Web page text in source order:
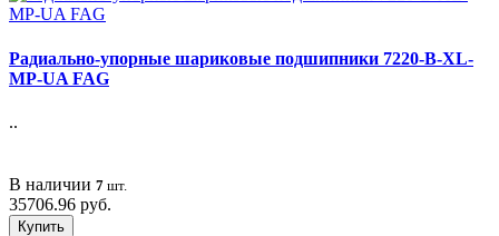
Радиально-упорные шариковые подшипники 7220-B-XL-
MP-UA FAG
..
В наличии 7 шт.
35706.96 руб.
Купить